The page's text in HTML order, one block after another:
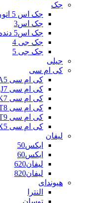
جک
جک اس 5 اتومات
جک اس3
جک اس5 دنده ای
جک جی 4
جک جی 5
جیلی
کی ام سی
کی ام سی A5
کی ام سی J7
کی ام سی K7
کی ام سی T8
کی ام سی T9
کی ام سی X5
لیفان
ایکس50
ایکس60
لیفان620
لیفان820
هیوندای
النترا
توسان